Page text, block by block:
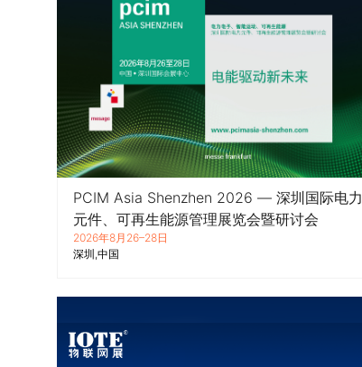
PCIM Asia Shenzhen 2026 — 深圳国际电力
元件、可再生能源管理展览会暨研讨会
2026年8月26–28日
深圳 中国